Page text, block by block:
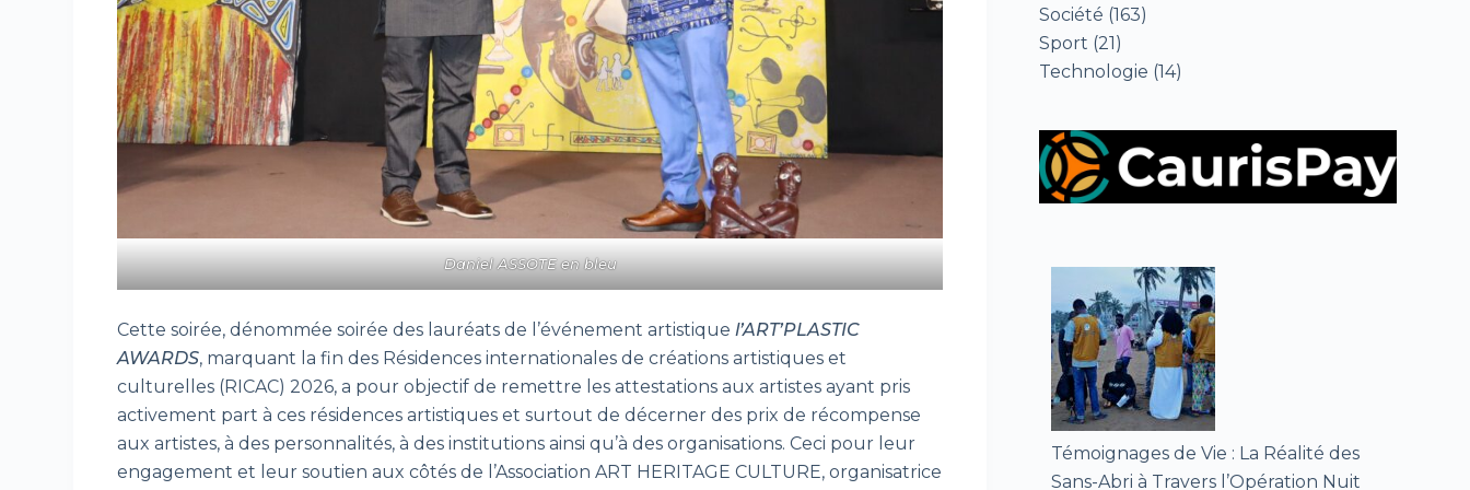
Daniel ASSOTE en bleu
Cette soirée, dénommée soirée des lauréats de l’événement artistique l’ART’PLASTIC
AWARDS, marquant la fin des Résidences internationales de créations artistiques et
culturelles (RICAC) 2026, a pour objectif de remettre les attestations aux artistes ayant pris
activement part à ces résidences artistiques et surtout de décerner des prix de récompense
aux artistes, à des personnalités, à des institutions ainsi qu’à des organisations. Ceci pour leur
engagement et leur soutien aux côtés de l’Association ART HERITAGE CULTURE, organisatrice
Société (163)
Sport (21)
Technologie (14)
Témoignages de Vie : La Réalité des
Sans-Abri à Travers l’Opération Nuit